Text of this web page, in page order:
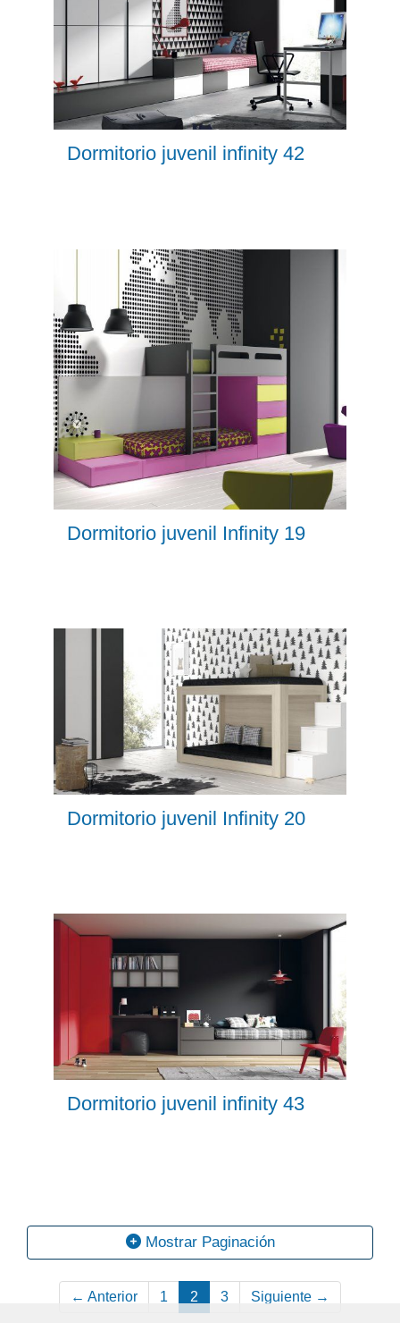
Dormitorio juvenil infinity 42
Dormitorio juvenil Infinity 19
Dormitorio juvenil Infinity 20
Dormitorio juvenil infinity 43
Mostrar Paginación
← Anterior 1 2 3 Siguiente →